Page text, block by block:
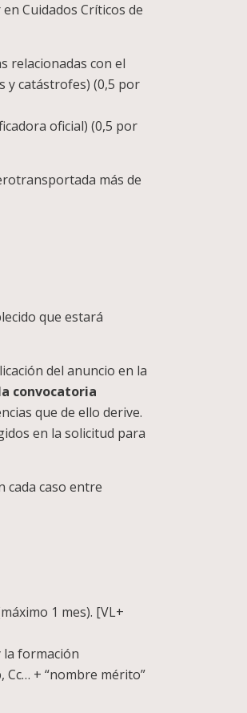
Cuidados Críticos de
relacionadas con el
y catástrofes) (0,5 por
oficial) (0,5 por
más de
que estará
del anuncio en la
convocatoria
que de ello derive.
en la solicitud para
cada caso entre
1 mes). [VL+
la formación
Cc… + “nombre mérito”